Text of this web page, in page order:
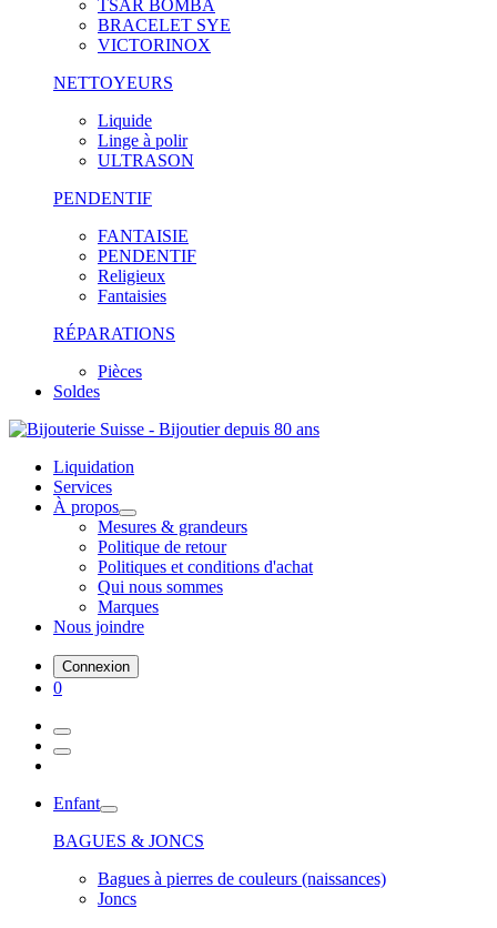
TSAR BOMBA
BRACELET SYE
VICTORINOX
NETTOYEURS
Liquide
Linge à polir
ULTRASON
PENDENTIF
FANTAISIE
PENDENTIF
Religieux
Fantaisies
RÉPARATIONS
Pièces
Soldes
Liquidation
Services
À propos
Mesures & grandeurs
Politique de retour
Politiques et conditions d'achat
Qui nous sommes
Marques
Nous joindre
Connexion
0
Enfant
BAGUES & JONCS
Bagues à pierres de couleurs (naissances)
Joncs